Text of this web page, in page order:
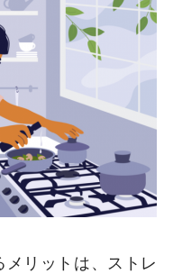
リットは、ストレ